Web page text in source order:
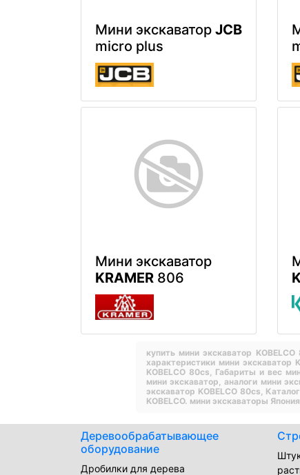
Мини экскаватор JCB
micro plus
Мини экскаватор
KRAMER 806
купить мини экскаватор KOBELCO
характеристики мини экскаватор
KOBELCO 80cs, Габариты и вес
мини экскаватор,аналоги мини
экскаватор KOBELCO 80cs,
KOBELCO. мини экскаваторы
Деревообрабатывающее
оборудование
Дробилки для дерева